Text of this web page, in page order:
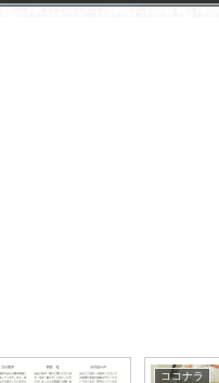
ココナラ